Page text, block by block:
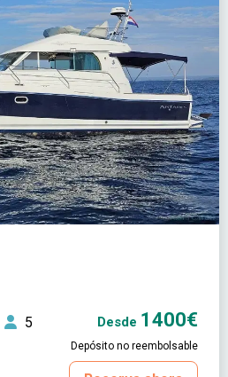
5 Desde 1400€
Depósito no reembolsable